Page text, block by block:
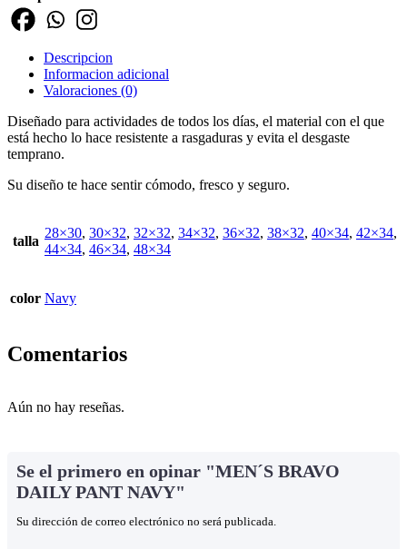
Descripcion
Informacion adicional
Valoraciones (0)
Diseñado para actividades de todos los días, el material con el que
está hecho lo hace resistente a rasgaduras y evita el desgaste
temprano.
Su diseño te hace sentir cómodo, fresco y seguro.
talla
28×30, 30×32, 32×32, 34×32, 36×32, 38×32, 40×34, 42×34,
44×34, 46×34, 48×34
color Navy
Comentarios
Aún no hay reseñas.
Se el primero en opinar "MEN´S BRAVO
DAILY PANT NAVY"
Su dirección de correo electrónico no será publicada.